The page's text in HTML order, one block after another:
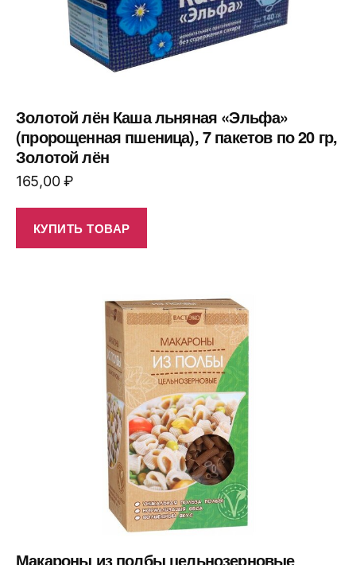
Золотой лён Каша льняная «Эльфа»
(пророщенная пшеница), 7 пакетов по 20 гр,
Золотой лён
165,00₽
КУПИТЬ ТОВАР
Макароны из полбы цельнозерновые